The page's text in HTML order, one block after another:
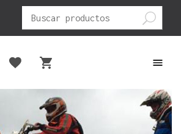
Buscar
por: